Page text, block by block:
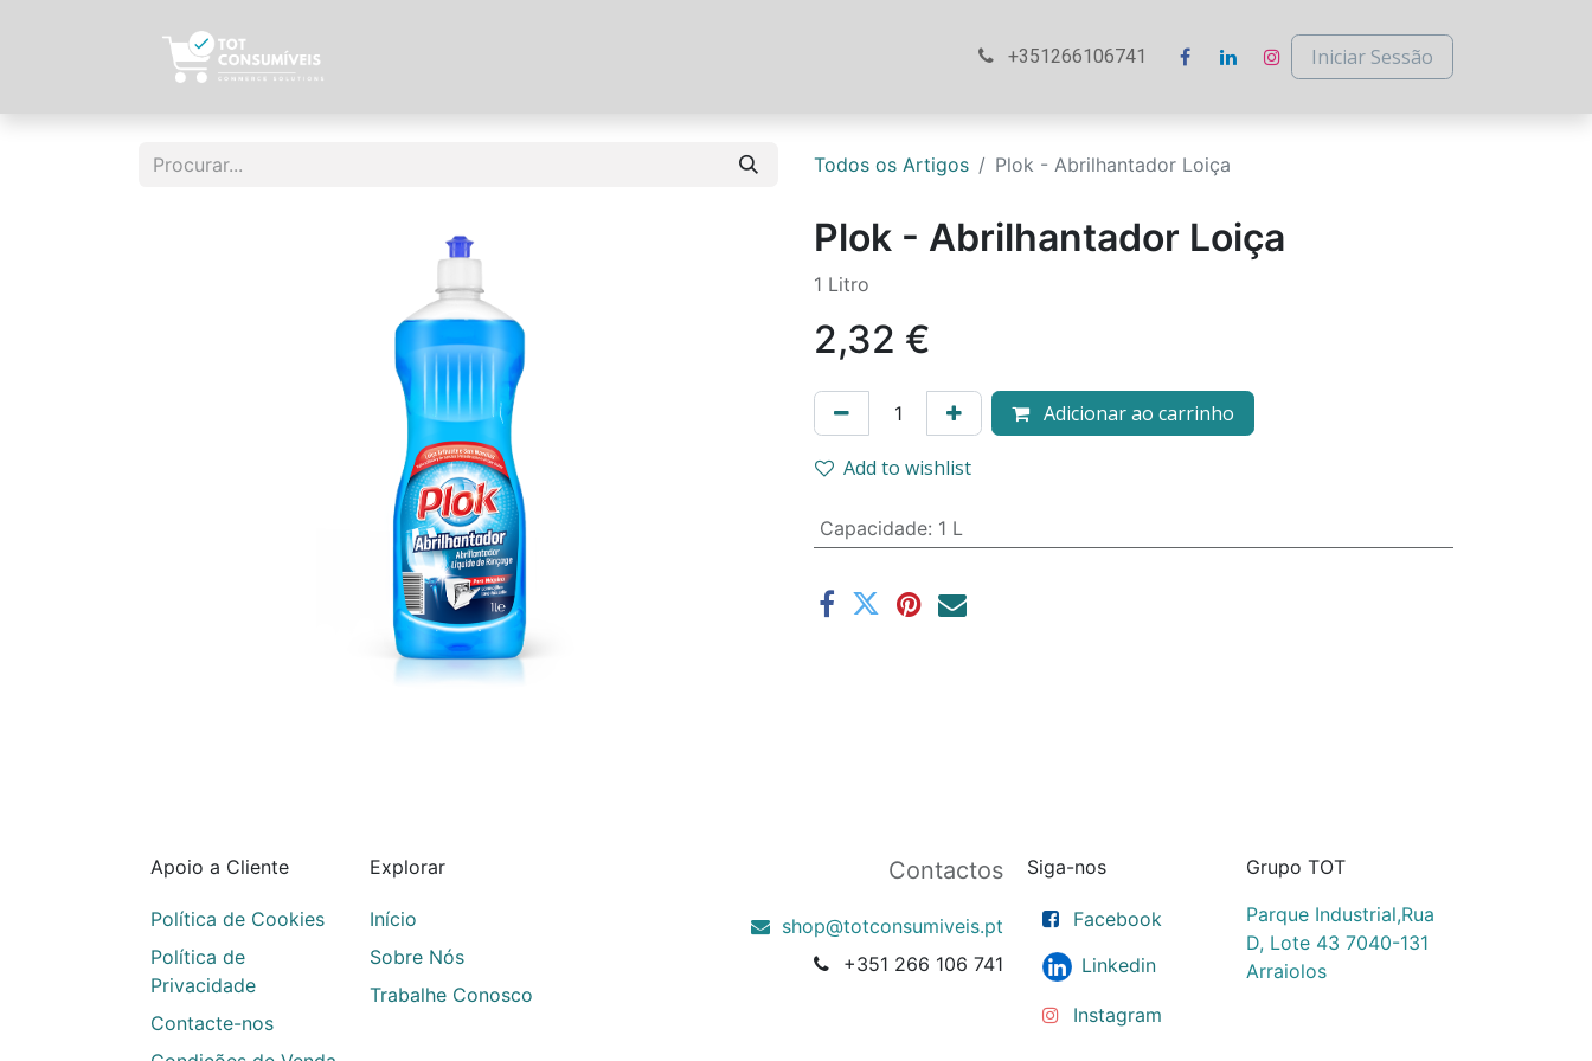
+351266106741 Iniciar Sessão
Todos os Artigos Plok - Abrilhantador Loiça
Plok - Abrilhantador Loiça
1 Litro
2,32 €
Adicionar ao carrinho
Add to wishlist
Capacidade: 1 L
Grupo TOT
Parque Industrial,Rua
D, Lote 43 7040-131
Arraiolos
Apoio a Cliente
Política de Cookies
Política de
Privacidade
Contacte-nos
Explorar
Início
Sobre Nós
Trabalhe Conosco
Contactos
shop@totconsumiveis.pt
+351 266 106 741
Siga-nos
Facebook
Linkedin
Instagram